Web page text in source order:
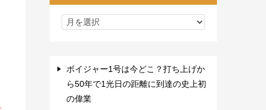
ボイジャー1号は今どこ？打ち上げか
ら50年で1光日の距離に到達の史上初
の偉業